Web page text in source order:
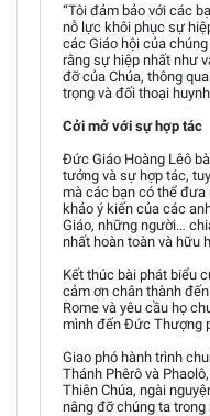
“Tôi đảm bảo với các
nỗ lực khôi phục sự
các Giáo hội của
rằng sự hiệp nhất như
đỡ của Chúa, thông
trọng và đối thoại
Cởi mở với sự hợp tác
Đức Giáo Hoàng Lêô
tưởng và sự hợp tác,
mà các bạn có thể đưa
khảo ý kiến của các
Giáo, những người…
nhất hoàn toàn và hữu
Kết thúc bài phát biểu
cảm ơn chân thành
Rome và yêu cầu họ
mình đến Đức Thượng
Giao phó hành trình
Thánh Phêrô và
Thiên Chúa, ngài
nâng đỡ chúng ta